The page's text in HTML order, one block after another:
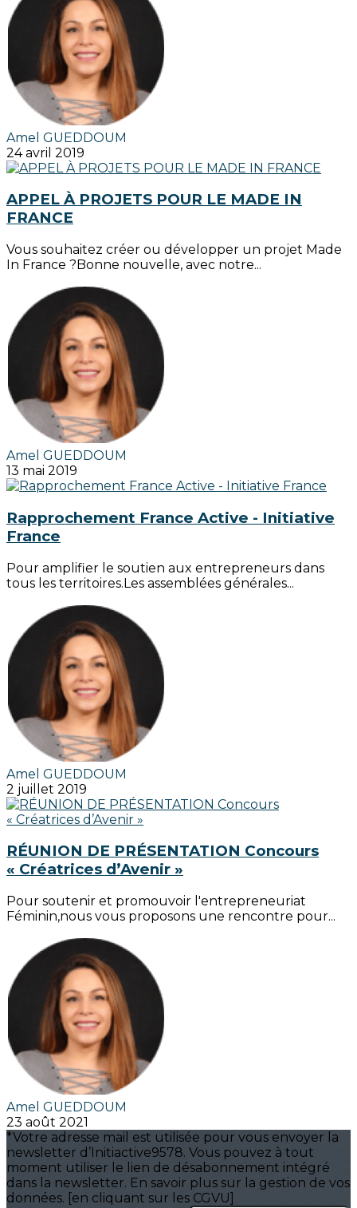
Amel GUEDDOUM
24 avril 2019
APPEL À PROJETS POUR LE MADE IN
FRANCE
Vous souhaitez créer ou développer un projet Made
In France ?Bonne nouvelle, avec notre...
Amel GUEDDOUM
13 mai 2019
Rapprochement France Active - Initiative
France
Pour amplifier le soutien aux entrepreneurs dans
tous les territoires.Les assemblées générales...
Amel GUEDDOUM
2 juillet 2019
RÉUNION DE PRÉSENTATION Concours
« Créatrices d’Avenir »
Pour soutenir et promouvoir l'entrepreneuriat
Féminin,nous vous proposons une rencontre pour...
Amel GUEDDOUM
23 août 2021
*Votre adresse mail est utilisée pour vous envoyer la
newsletter d’Initiactive9578. Vous pouvez à tout
moment utiliser le lien de désabonnement intégré
dans la newsletter. En savoir plus sur la gestion de vos
données. [en cliquant sur les CGVU]